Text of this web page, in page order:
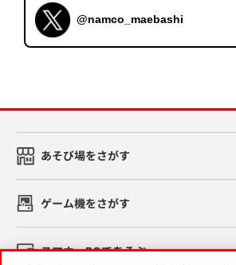
@namco_maebashi
あそび場をさがす
ゲーム機をさがす
スマホ・PCであそぶ